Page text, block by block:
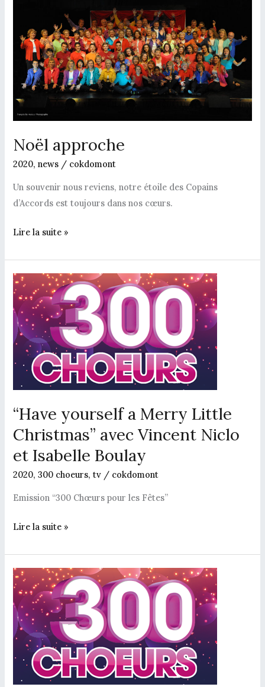
Noël approche
2020,news / cokdomont
Un souvenir nous reviens, notre étoile des Copains
d’Accords est toujours dans nos cœurs.
Lire la suite »
“Have yourself a Merry Little
Christmas” avec Vincent Niclo
et Isabelle Boulay
2020,300 choeurs,tv / cokdomont
Emission “300 Chœurs pour les Fêtes”
“Have
yourself
a
Merry
Little
Christmas”
Vincent
Niclo
Isabelle
Boulay
Lire la suite »
“Hotel
California”
avec
Chico
et
les
Gypsies